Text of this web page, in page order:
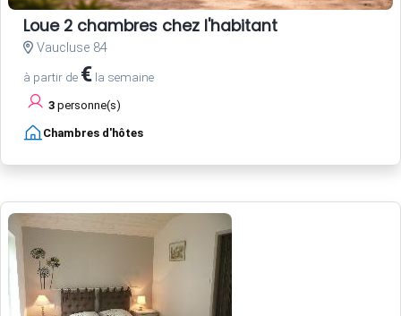
Loue 2 chambres chez l'habitant
Vaucluse 84
à partir de € la semaine
3 personne(s)
Chambres d'hôtes